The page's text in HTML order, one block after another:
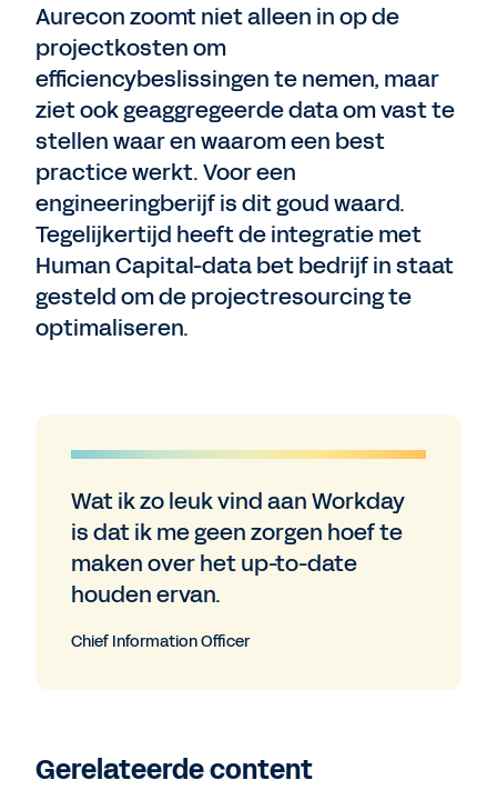
Aurecon zoomt niet alleen in op de
projectkosten om
efficiencybeslissingen te nemen, maar
ziet ook geaggregeerde data om vast te
stellen waar en waarom een best
practice werkt. Voor een
engineeringberijf is dit goud waard.
Tegelijkertijd heeft de integratie met
Human Capital-data bet bedrijf in staat
gesteld om de projectresourcing te
optimaliseren.
Wat ik zo leuk vind aan Workday
is dat ik me geen zorgen hoef te
maken over het up-to-date
houden ervan.
Chief Information Officer
Gerelateerde content